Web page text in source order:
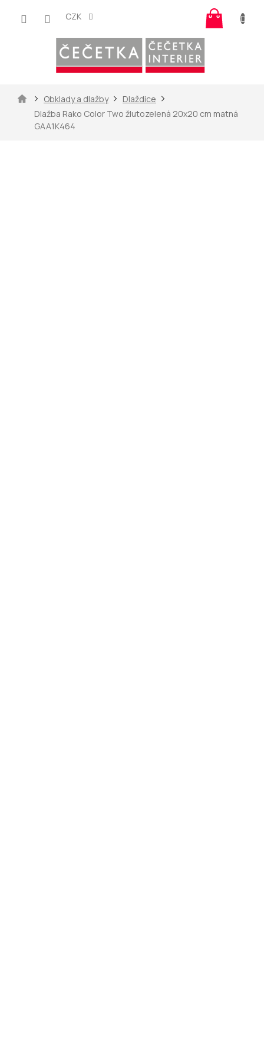
CZK
košík
DomůObklady a dlažby
Dlaždice
Dlažba Rako Color Two žlutozelená 20x20 cm matná
GAA1K464